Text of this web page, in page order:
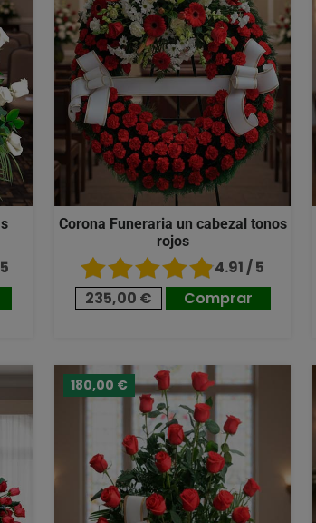
Corona Funeraria un cabezal tonos
rojos
4.91 / 5
235,00 €
Comprar
180,00 €